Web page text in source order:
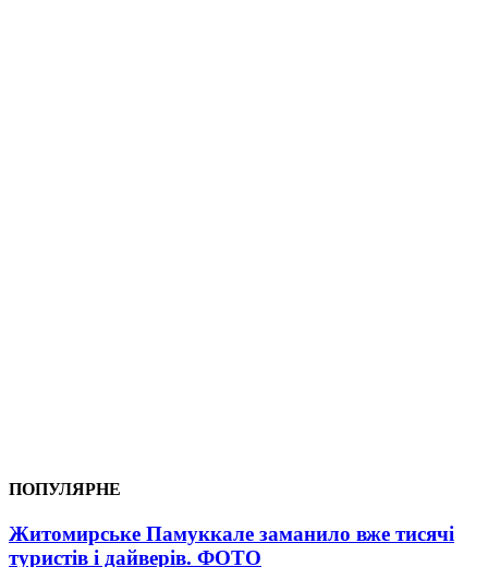
ПОПУЛЯРНЕ
Житомирське Памуккале заманило вже тисячі
туристів і дайверів. ФОТО